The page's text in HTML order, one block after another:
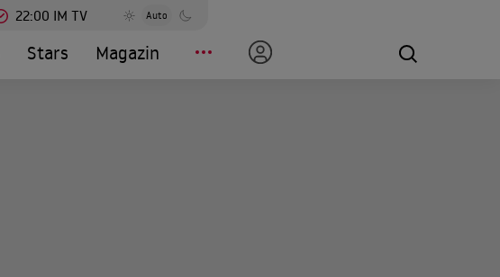
22:00 IM TV Auto
Stars Magazin